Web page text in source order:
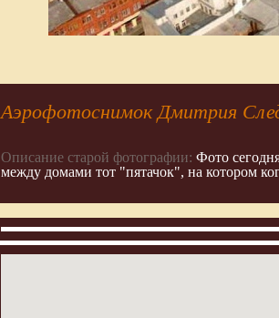
Аэрофотоснимок Дмитрия
Описание старой фотографии: Фото
между домами тот "пятачок", на котором